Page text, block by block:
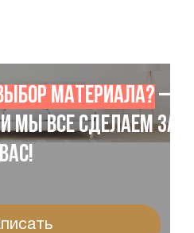
материала?–
мы все сделаем за
Вас!